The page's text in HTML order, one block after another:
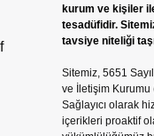
kurum ve kişiler
tesadüfidir.
tavsiye niteliği
Sitemiz, 5651
ve İletişim Kurumu
Sağlayıcı olarak
içerikleri proaktif